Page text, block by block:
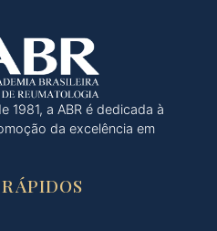
1981, a ABR é dedicada à
da excelência em